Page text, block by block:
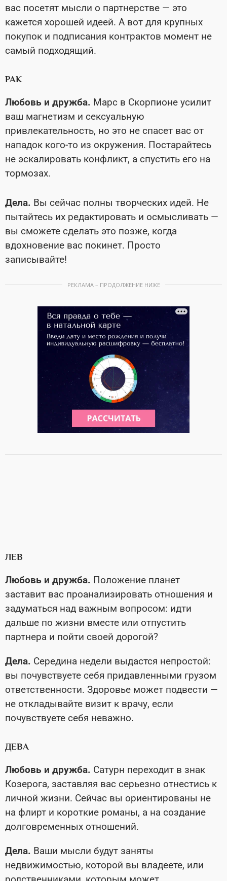
вас посетят мысли о партнерстве — это
кажется хорошей идеей. А вот для крупных
покупок и подписания контрактов момент не
самый подходящий.
РАК
Любовь и дружба. Марс в Скорпионе усилит
ваш магнетизм и сексуальную
привлекательность, но это не спасет вас от
нападок кого-то из окружения. Постарайтесь
не эскалировать конфликт, а спустить его на
тормозах.
Дела. Вы сейчас полны творческих идей. Не
пытайтесь их редактировать и осмысливать —
вы сможете сделать это позже, когда
вдохновение вас покинет. Просто
записывайте!
РЕКЛАМА – ПРОДОЛЖЕНИЕ НИЖЕ
ЛЕВ
Любовь и дружба. Положение планет
заставит вас проанализировать отношения и
задуматься над важным вопросом: идти
дальше по жизни вместе или отпустить
партнера и пойти своей дорогой?
Дела. Середина недели выдастся непростой:
вы почувствуете себя придавленными грузом
ответственности. Здоровье может подвести —
не откладывайте визит к врачу, если
почувствуете себя неважно.
ДЕВА
Любовь и дружба. Сатурн переходит в знак
Козерога, заставляя вас серьезно отнестись к
личной жизни. Сейчас вы ориентированы не
на флирт и короткие романы, а на создание
долговременных отношений.
Дела. Ваши мысли будут заняты
недвижимостью, которой вы владеете, или